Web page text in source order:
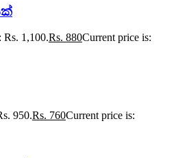
Rs. 1,100.Rs. 880Current price is:
950.Rs. 760Current price is: